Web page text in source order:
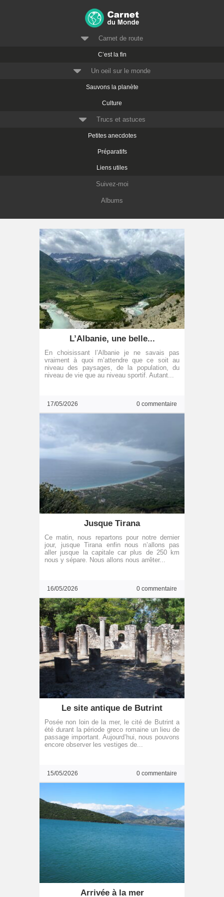
Carnet de route
C’est la fin
Un oeil sur le monde
Sauvons la planète
Culture
Trucs et astuces
Petites anecdotes
Préparatifs
Liens utiles
Suivez-moi
Albums
L’Albanie, une belle...
En choisissant l’Albanie je ne savais pas
vraiment à quoi m’attendre que ce soit au
niveau des paysages, de la population, du
niveau de vie que au niveau sportif. Autant...
17/05/2026 0 commentaire
Jusque Tirana
Ce matin, nous repartons pour notre dernier
jour, jusque Tirana enfin nous n’allons pas
aller jusque la capitale car plus de 250 km
nous y sépare. Nous allons nous arrêter...
16/05/2026 0 commentaire
Le site antique de Butrint
Posée non loin de la mer, le cité de Butrint a
été durant la période greco romaine un lieu de
passage important. Aujourd’hui, nous pouvons
encore observer les vestiges de...
15/05/2026 0 commentaire
Arrivée à la mer